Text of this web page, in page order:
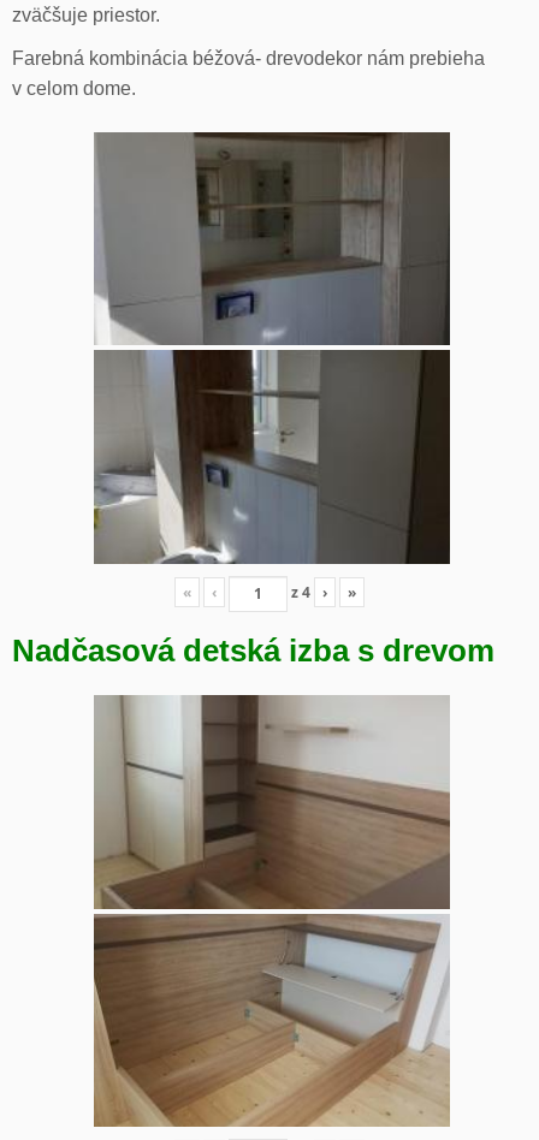
zväčšuje priestor.
Farebná kombinácia béžová- drevodekor nám prebieha
v celom dome.
« ‹ z4 › »
Nadčasová detská izba s drevom